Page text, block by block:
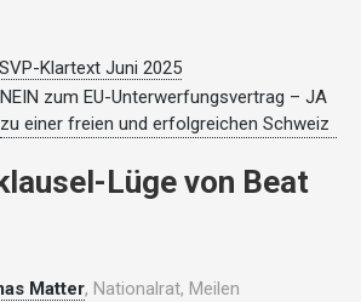
SVP-Klartext Juni 2025
NEIN zum EU-Unterwerfungsvertrag – JA
zu einer freien und erfolgreichen Schweiz
Lüge von Beat
Matter, Nationalrat, Meilen